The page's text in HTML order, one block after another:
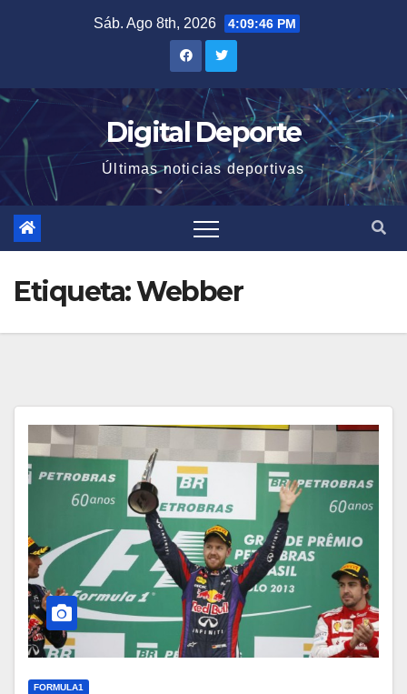
Sáb. Ago 8th, 2026 4:09:47 PM
Digital Deporte
Últimas noticias deportivas
Etiqueta:Webber
FORMULA1